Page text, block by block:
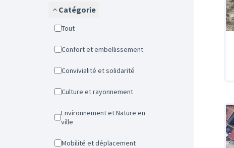
Catégorie
Tout
Confort et embellissement
Convivialité et solidarité
Culture et rayonnement
Environnement et Nature en
ville
Mobilité et déplacement